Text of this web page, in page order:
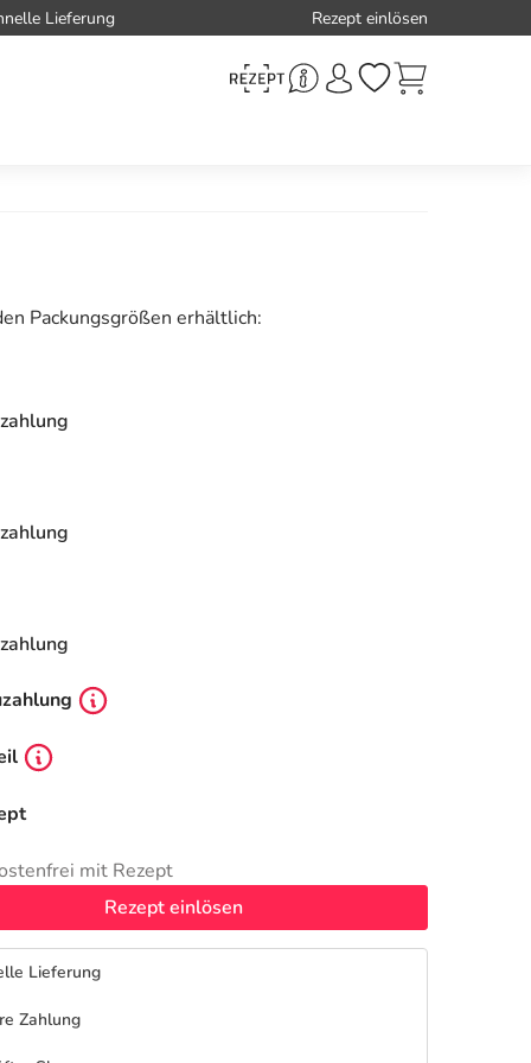
Lieferung Rezept einlösen
Packungsgrößen erhältlich:
mit Rezept
Rezept einlösen
Lieferung
Zahlung